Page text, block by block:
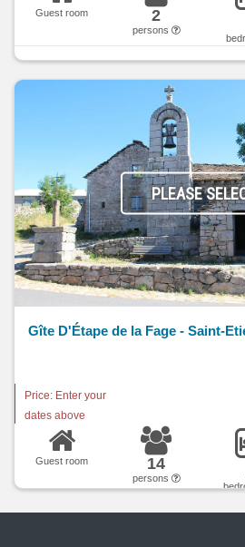
Guest room 2
persons
PLEASE
Gîte D'Étape de la Fage - Saint-
Price: Enter your
dates above
Guest room 14
persons